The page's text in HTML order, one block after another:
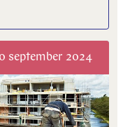
september 2024